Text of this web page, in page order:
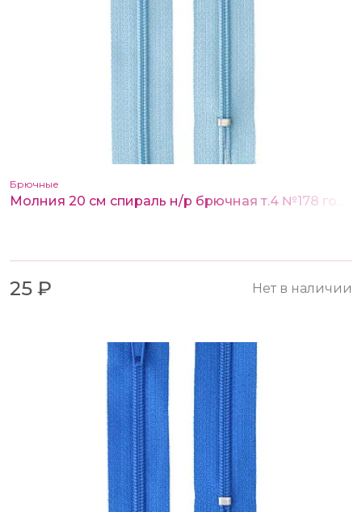
Брючные
25 ₽ Нет в наличии